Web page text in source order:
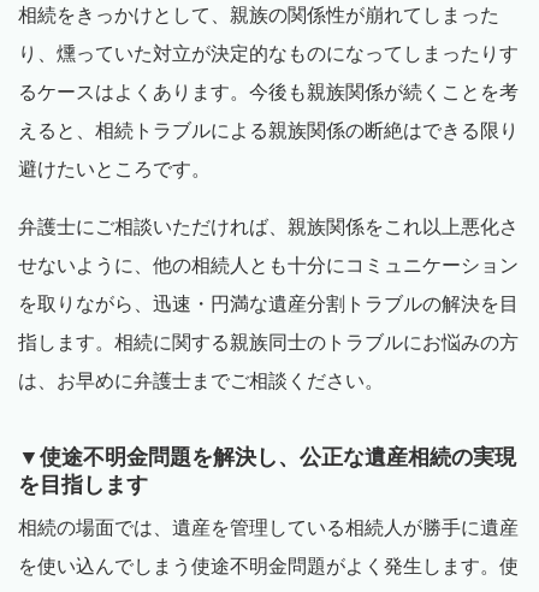
相続をきっかけとして、親族の関係性が崩れてしまった
り、燻っていた対立が決定的なものになってしまったりす
るケースはよくあります。今後も親族関係が続くことを考
えると、相続トラブルによる親族関係の断絶はできる限り
避けたいところです。
弁護士にご相談いただければ、親族関係をこれ以上悪化さ
せないように、他の相続人とも十分にコミュニケーション
を取りながら、迅速・円満な遺産分割トラブルの解決を目
指します。相続に関する親族同士のトラブルにお悩みの方
は、お早めに弁護士までご相談ください。
▼使途不明金問題を解決し、公正な遺産相続の実現
を目指します
相続の場面では、遺産を管理している相続人が勝手に遺産
を使い込んでしまう使途不明金問題がよく発生します。使